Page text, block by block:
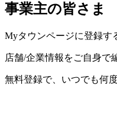
事業主の皆さま
Myタウンページに登録す
店舗/企業情報をご自身で
無料登録で、いつでも何